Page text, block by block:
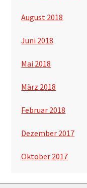
August 2018
Juni 2018
Mai 2018
März 2018
Februar 2018
Dezember 2017
Oktober 2017